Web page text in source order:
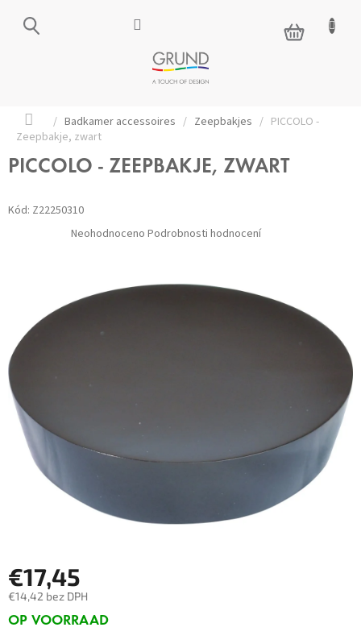
NÁKUPNÍ
KOŠÍK
Domů
/ Badkamer accessoires / Zeepbakjes / PICCOLO -
Zeepbakje, zwart
PICCOLO - ZEEPBAKJE, ZWART
Kód: Z22250310
Průměrné
hodnocení
hvězdiček.
Neohodnoceno Podrobnosti hodnocení
€17,45
€14,42 bez DPH
Měrná
OP VOORRAAD